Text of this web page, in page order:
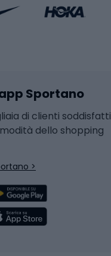
Sportano
di clienti soddisfatti
dello shopping
>